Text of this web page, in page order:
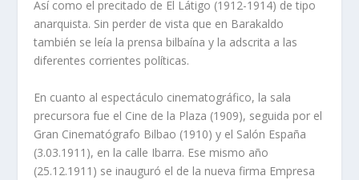
Así como el precitado de El Látigo (1912-1914) de tipo
anarquista. Sin perder de vista que en Barakaldo
también se leía la prensa bilbaína y la adscrita a las
diferentes corrientes políticas.
En cuanto al espectáculo cinematográfico, la sala
precursora fue el Cine de la Plaza (1909), seguida por el
Gran Cinematógrafo Bilbao (1910) y el Salón España
(3.03.1911), en la calle Ibarra. Ese mismo año
(25.12.1911) se inauguró el de la nueva firma Empresa